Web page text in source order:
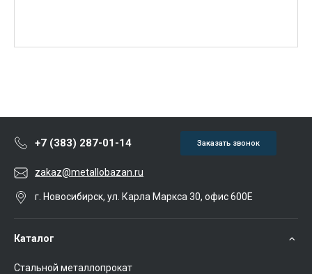
+7 (383) 287-01-14 Заказать звонок
zakaz@metallobazan.ru
г. Новосибирск, ул. Карла Маркса 30, офис 600Е
Каталог
Стальной металлопрокат